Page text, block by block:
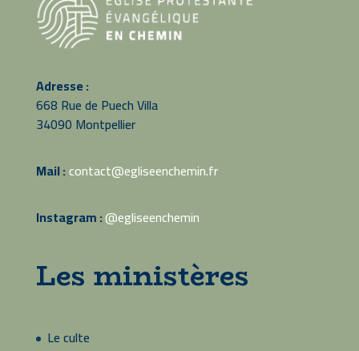
Adresse :
668 Rue de Puech Villa
34090 Montpellier
Mail :contact@egliseenchemin.fr
Instagram :@egliseenchemin
Les ministères
Le culte